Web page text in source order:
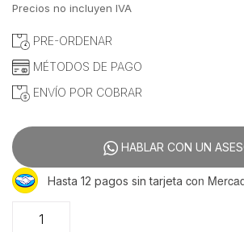
Precios no incluyen IVA
PRE-ORDENAR
MÉTODOS DE PAGO
ENVÍO POR COBRAR
HABLAR CON UN
Hasta 12 pagos sin tarjeta con